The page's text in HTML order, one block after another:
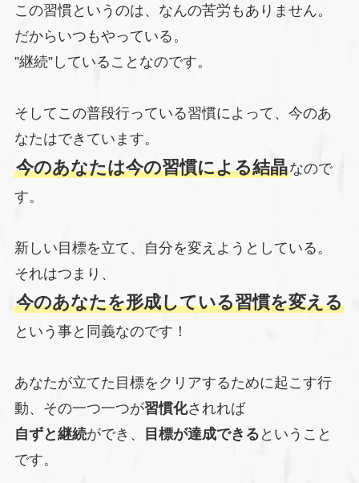
この習慣というのは、なんの苦労もありません。
だからいつもやっている。
”継続”していることなのです。
そしてこの普段行っている習慣によって、今のあ
なたはできています。
今のあなたは今の習慣による結晶なので
す。
新しい目標を立て、自分を変えようとしている。
それはつまり、
今のあなたを形成している習慣を変える
という事と同義なのです！
あなたが立てた目標をクリアするために起こす行
動、その一つ一つが習慣化されれば
自ずと継続ができ、 目標が達成できる ということ
です。